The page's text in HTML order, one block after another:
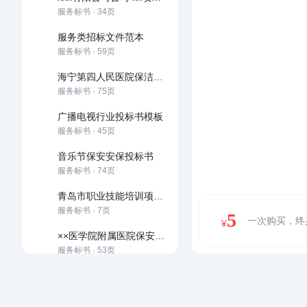
服务标书 · 34页
服务类招标文件范本
服务标书 · 59页
服务标书 · 75页
广播电视行业投标书模板
服务标书 · 45页
音乐节保安安保投标书
服务标书 · 74页
服务标书 · 7页
服务标书 · 53页
¥5 一次购买，